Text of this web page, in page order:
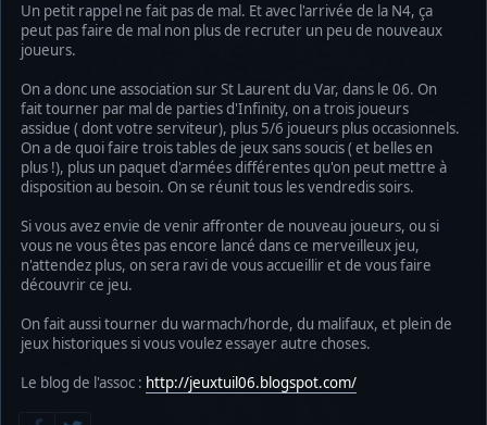
Un petit rappel ne fait pas de mal. Et avec l'arrivée de la N4, ça
peut pas faire de mal non plus de recruter un peu de nouveaux
joueurs.
On a donc une association sur St Laurent du Var, dans le 06. On
fait tourner par mal de parties d'Infinity, on a trois joueurs
assidue ( dont votre serviteur), plus 5/6 joueurs plus occasionnels.
On a de quoi faire trois tables de jeux sans soucis ( et belles en
plus !), plus un paquet d'armées différentes qu'on peut mettre à
disposition au besoin. On se réunit tous les vendredis soirs.
Si vous avez envie de venir affronter de nouveau joueurs, ou si
vous ne vous êtes pas encore lancé dans ce merveilleux jeu,
n'attendez plus, on sera ravi de vous accueillir et de vous faire
découvrir ce jeu.
On fait aussi tourner du warmach/horde, du malifaux, et plein de
jeux historiques si vous voulez essayer autre choses.
Le blog de l'assoc : http://jeuxtuil06.blogspot.com/